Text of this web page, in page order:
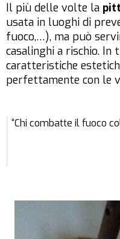
Il più delle volte la
usata in luoghi di
fuoco,…), ma può
casalinghi a rischio. In
caratteristiche
perfettamente con le
“Chi combatte il fuoco